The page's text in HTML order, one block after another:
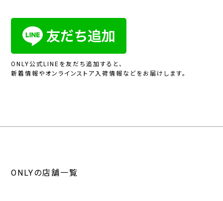
ONLY公式LINEを友だち追加すると、
新着情報やオンラインストア入荷情報などをお届けします。
ONLYの店舗一覧